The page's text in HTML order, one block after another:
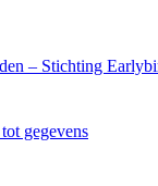
– Stichting
gegevens